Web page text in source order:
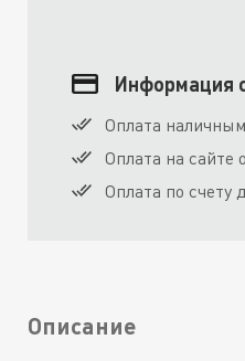
Информация
Оплата
Оплата на сайте
Оплата по счету
Описание